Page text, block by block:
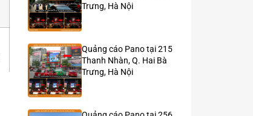
Trưng, Hà Nội
Quảng cáo Pano tại 215
Thanh Nhàn, Q. Hai Bà
Trưng, Hà Nội